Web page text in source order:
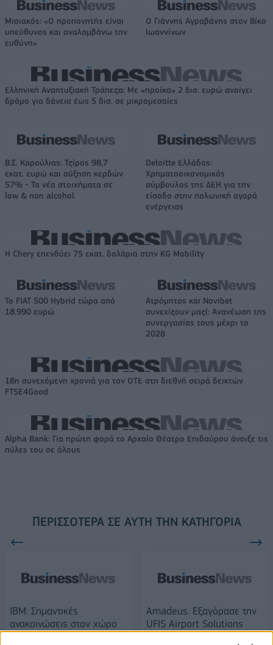
Μισιακός: «Ο προπονητής είναι
υπεύθυνος και αναλαμβάνω την
ευθύνη»
Ο Γιάννης Αγραβάνης στον Βίκο
Ιωαννίνων
Ελληνική Αναπτυξιακή Τράπεζα: Με «προίκα» 2 δισ. ευρώ ανοίγει
δρόμο για δάνεια έως 5 δισ. σε μικρομεσαίες
Β.Σ. Καρούλιας: Τζίρος 98,7
εκατ. ευρώ και αύξηση κερδών
57% - Τα νέα στοιχήματα σε
low & non alcohol
Deloitte Ελλάδος:
Χρηματοοικονομικός
σύμβουλος της ΔΕΗ για την
είσοδο στην πολωνική αγορά
ενέργειας
Η Chery επενδύει 75 εκατ. δολάρια στην KG Mobility
Το FIAT 500 Hybrid τώρα από
18.990 ευρώ
Ατρόμητος και Novibet
συνεχίζουν μαζί: Ανανέωση της
συνεργασίας τους μέχρι το
2028
18η συνεχόμενη χρονιά για τον ΟΤΕ στη διεθνή σειρά δεικτών
FTSE4Good
Alpha Bank: Για πρώτη φορά το Αρχαίο Θέατρο Επιδαύρου άνοιξε τις
πύλες του σε όλους
ΠΕΡΙΣΣΌΤΕΡΑ ΣΕ ΑΥΤΉ ΤΗΝ ΚΑΤΗΓΟΡΊΑ
IBM: Σημαντικές
ανακοινώσεις στον χώρο
Amadeus: Εξαγόρασε την
UFIS Airport Solutions